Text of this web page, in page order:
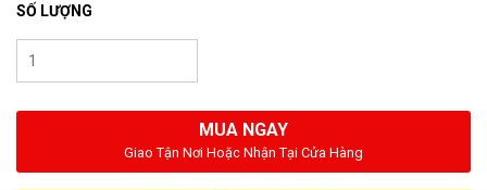
SỐ LƯỢNG
MUA NGAY
Giao Tận Nơi Hoặc Nhận Tại Cửa Hàng